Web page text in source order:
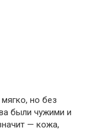
но без
были чужими и
— кожа,